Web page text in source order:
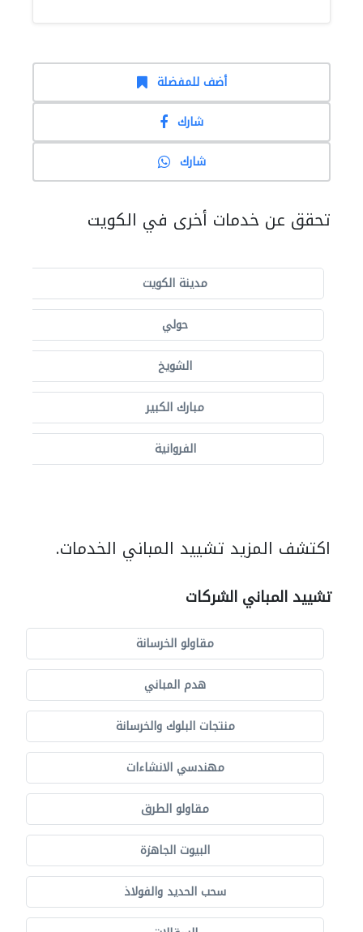
أضف للمفضلة
شارك
شارك
تحقق عن خدمات أخرى في الكويت
مدينة الكويت
حولي
الشويخ
مبارك الكبير
الفروانية
اكتشف المزيد تشييد المباني الخدمات.
تشييد المباني الشركات
مقاولو الخرسانة
هدم المباني
منتجات البلوك والخرسانة
مهندسي الانشاءات
مقاولو الطرق
البيوت الجاهزة
سحب الحديد والفولاذ